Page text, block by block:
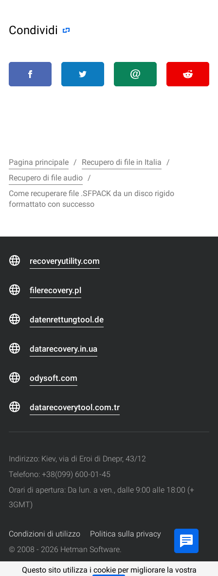
Condividi
Questo sito utilizza i cookie per migliorare la vostra
Pagina principale
Recupero di file in Italia
Recupero di file audio
Come recuperare file .SFPACK da un disco rigido
formattato con successo
recoveryutility.com
filerecovery.pl
datenrettungtool.de
datarecovery.in.ua
odysoft.com
datarecoverytool.com.tr
Indirizzo: Kiev, via di Eroi di Dnepr, 43/12
Telefono: +38(099) 600-01-45
Orari di apertura: Da lun. a ven., dalle 9:00 alle 18:00 (+
3GMT)
Condizioni di utilizzo
Politica sulla privacy
© 2008 - 2026 Hetman Software.
Tutti i diritti riservati.